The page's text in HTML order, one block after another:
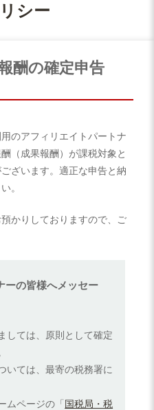
シー
酬の確定申告
のアフィリエイトパートナ
（成果報酬）が課税対象と
ざいます。適正な申告と納
。
かりしておりますので、ご
ーの皆様へメッセー
しては、原則として確定
いては、最寄の税務署に
ムページの「 国税局・税